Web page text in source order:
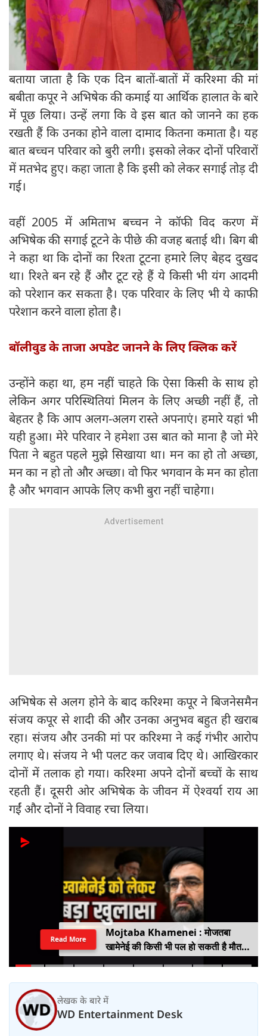
बताया जाता है कि एक दिन बातों-बातों में करिश्मा की मां
बबीता कपूर ने अभिषेक की कमाई या आर्थिक हालात के बारे
में पूछ लिया। उन्हें लगा कि वे इस बात को जानने का हक
रखती हैं कि उनका होने वाला दामाद कितना कमाता है। यह
बात बच्चन परिवार को बुरी लगी। इसको लेकर दोनों परिवारों
में मतभेद हुए। कहा जाता है कि इसी को लेकर सगाई तोड़ दी
गई।
वहीं 2005 में अमिताभ बच्चन ने कॉफी विद करण में
अभिषेक की सगाई टूटने के पीछे की वजह बताई थी। बिग बी
ने कहा था कि दोनों का रिश्ता टूटना हमारे लिए बेहद दुखद
था। रिश्ते बन रहे हैं और टूट रहे हैं ये किसी भी यंग आदमी
को परेशान कर सकता है। एक परिवार के लिए भी ये काफी
परेशान करने वाला होता है।
बॉलीवुड के ताजा अपडेट जानने के लिए क्लिक करें
उन्होंने कहा था, हम नहीं चाहते कि ऐसा किसी के साथ हो
लेकिन अगर परिस्थितियां मिलन के लिए अच्छी नहीं हैं, तो
बेहतर है कि आप अलग-अलग रास्ते अपनाएं। हमारे यहां भी
यही हुआ। मेरे परिवार ने हमेशा उस बात को माना है जो मेरे
पिता ने बहुत पहले मुझे सिखाया था। मन का हो तो अच्छा,
मन का न हो तो और अच्छा। वो फिर भगवान के मन का होता
है और भगवान आपके लिए कभी बुरा नहीं चाहेगा।
अभिषेक से अलग होने के बाद करिश्मा कपूर ने बिजनेसमैन
संजय कपूर से शादी की और उनका अनुभव बहुत ही खराब
रहा। संजय और उनकी मां पर करिश्मा ने कई गंभीर आरोप
लगाए थे। संजय ने भी पलट कर जवाब दिए थे। आखिरकार
दोनों में तलाक हो गया। करिश्मा अपने दोनों बच्चों के साथ
रहती हैं। दूसरी ओर अभिषेक के जीवन में ऐश्वर्या राय आ
गईं और दोनों ने विवाह रचा लिया।
Mojtaba Khamenei : मोजतबा
खामेनेई की किसी भी पल हो सकती है मौत,
इजराइली मीडिया के दावे के बीच सामने आया
Read More
लेखक के बारे में
WD Entertainment Desk